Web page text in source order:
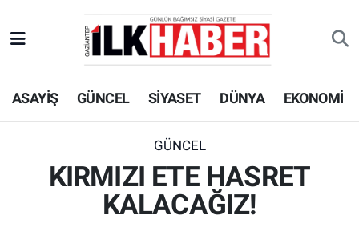
ASAYİŞ GÜNCEL SİYASET DÜNYA EKONOMİ
GÜNCEL
KIRMIZI ETE HASRET
KALACAĞIZ!
EKONOMİ
SİYASET
SPOR
Beyoğlu Hava Durumu
Beyoğlu Trafik Yoğunluk Haritası
Süper Lig Puan Durumu ve Fikstür
Tüm Manşetler